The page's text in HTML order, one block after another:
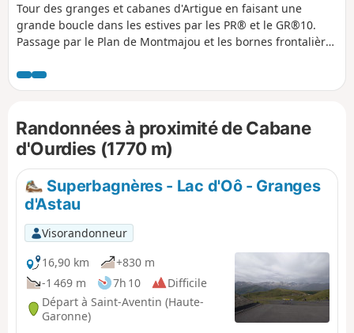
Tour des granges et cabanes d'Artigue en faisant une
grande boucle dans les estives par les PR® et le GR®10.
Passage par le Plan de Montmajou et les bornes frontalières
deux cabanes et la Forêt Domaniale de la Cigalère. Très
agréable randonnée sous la douceur du soleil d'automne
Luchonnais parfois blanchis par les premières neiges.
Randonnées à proximité de Cabane
d'Ourdies (1770 m)
Superbagnères - Lac d'Oô - Granges
d'Astau
Visorandonneur
16,90 km
+830 m
-1 469 m
7h 10
Difficile
Départ à Saint-Aventin (Haute-
Garonne)